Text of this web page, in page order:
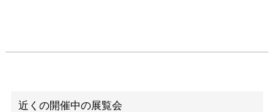
近くの開催中の展覧会